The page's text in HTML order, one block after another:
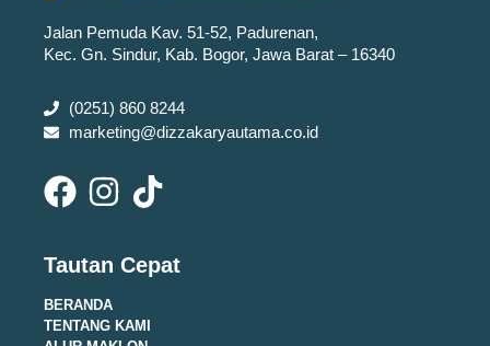
Jalan Pemuda Kav. 51-52, Padurenan,
Kec. Gn. Sindur, Kab. Bogor, Jawa Barat – 16340
(0251) 860 8244
marketing@dizzakaryautama.co.id
Tautan Cepat
BERANDA
TENTANG KAMI